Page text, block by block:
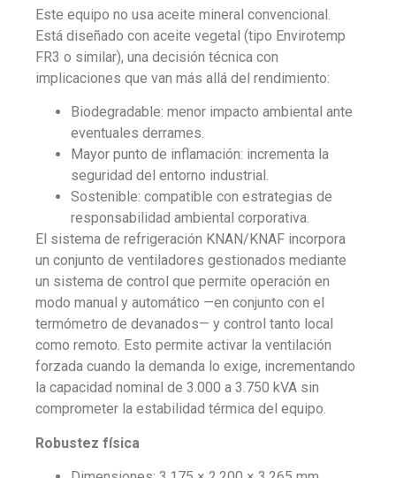
Este equipo no usa aceite mineral convencional.
Está diseñado con aceite vegetal (tipo Envirotemp
FR3 o similar), una decisión técnica con
implicaciones que van más allá del rendimiento:
Biodegradable: menor impacto ambiental ante
eventuales derrames.
Mayor punto de inflamación: incrementa la
seguridad del entorno industrial.
Sostenible: compatible con estrategias de
responsabilidad ambiental corporativa.
El sistema de refrigeración KNAN/KNAF incorpora
un conjunto de ventiladores gestionados mediante
un sistema de control que permite operación en
modo manual y automático —en conjunto con el
termómetro de devanados— y control tanto local
como remoto. Esto permite activar la ventilación
forzada cuando la demanda lo exige, incrementando
la capacidad nominal de 3.000 a 3.750 kVA sin
comprometer la estabilidad térmica del equipo.
Robustez física